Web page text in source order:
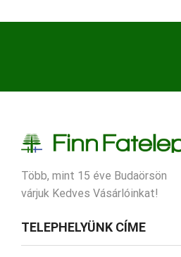
Több, mint 15 éve Budaörsön
várjuk Kedves Vásárlóinkat!
TELEPHELYÜNK CÍME